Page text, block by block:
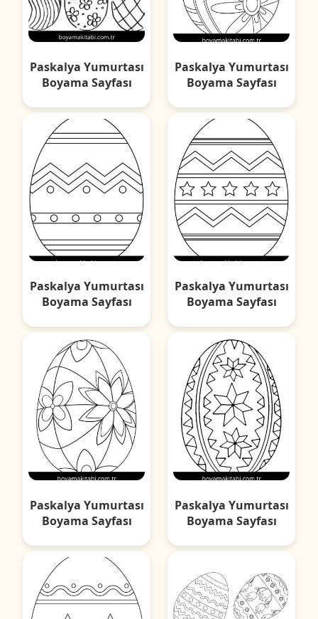
Paskalya Yumurtası
Boyama Sayfası
Paskalya Yumurtası
Boyama Sayfası
Paskalya Yumurtası
Boyama Sayfası
Paskalya Yumurtası
Boyama Sayfası
Paskalya Yumurtası
Boyama Sayfası
Paskalya Yumurtası
Boyama Sayfası